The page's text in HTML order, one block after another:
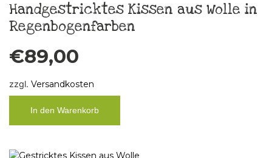
Handgestricktes Kissen aus Wolle in
Regenbogenfarben
€89,00
zzgl. Versandkosten
In den Warenkorb